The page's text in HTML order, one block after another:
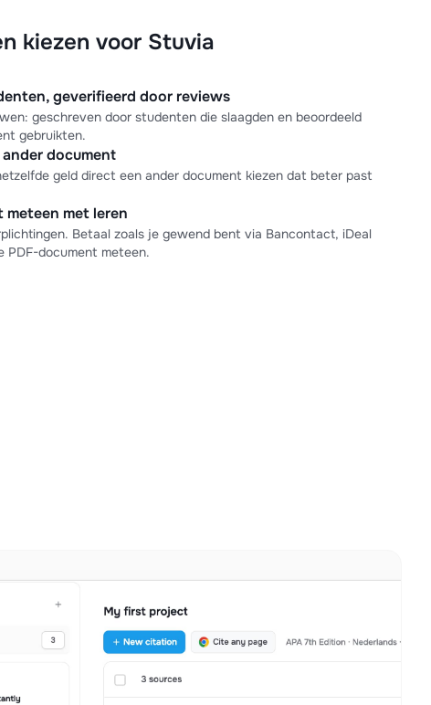
kiezen voor Stuvia
geverifieerd door reviews
geschreven door studenten die slaagden en beoordeeld
gebruikten.
document
geld direct een ander document kiezen dat beter past
met leren
Betaal zoals je gewend bent via Bancontact, iDeal
document meteen.